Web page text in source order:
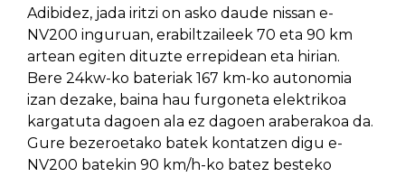
Adibidez, jada iritzi on asko daude nissan e-
NV200 inguruan, erabiltzaileek 70 eta 90 km
artean egiten dituzte errepidean eta hirian.
Bere 24kw-ko bateriak 167 km-ko autonomia
izan dezake, baina hau furgoneta elektrikoa
kargatuta dagoen ala ez dagoen araberakoa da.
Gure bezeroetako batek kontatzen digu e-
NV200 batekin 90 km/h-ko batez besteko